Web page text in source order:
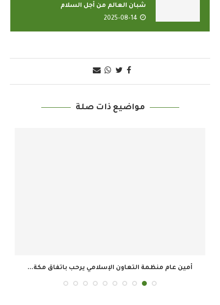
شبان العالم من أجل السلام
2025-08-14
مواضيع ذات صلة
أمين عام منظمة التعاون الإسلامي يرحب باتفاق مكة...